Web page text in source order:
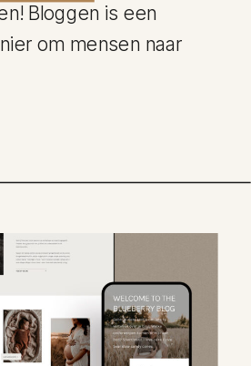
Bloggen is een
om mensen naar
[…]